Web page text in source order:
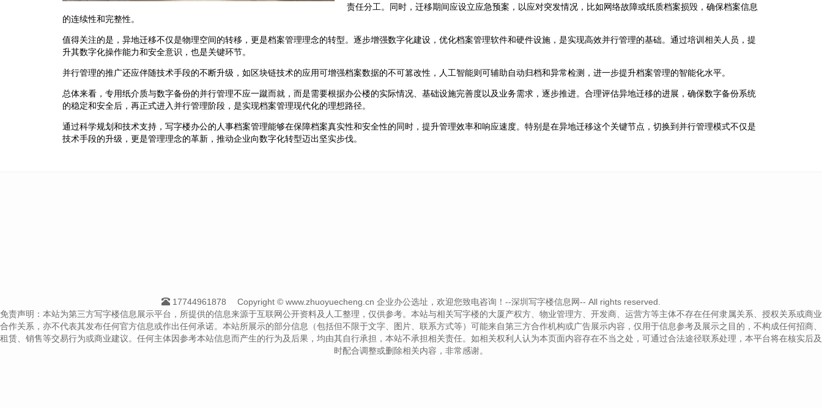
责任分工。同时，迁移期间应设立应急预案，以应对突发情况，比如网络故障或纸质档案损毁，确保档案信息
的连续性和完整性。
值得关注的是，异地迁移不仅是物理空间的转移，更是档案管理理念的转型。逐步增强数字化建设，优化档案管理软件和硬件设施，是实现高效并行管理的基础。通过培训相关人员，提
升其数字化操作能力和安全意识，也是关键环节。
并行管理的推广还应伴随技术手段的不断升级，如区块链技术的应用可增强档案数据的不可篡改性，人工智能则可辅助自动归档和异常检测，进一步提升档案管理的智能化水平。
总体来看，专用纸介质与数字备份的并行管理不应一蹴而就，而是需要根据办公楼的实际情况、基础设施完善度以及业务需求，逐步推进。合理评估异地迁移的进展，确保数字备份系统
的稳定和安全后，再正式进入并行管理阶段，是实现档案管理现代化的理想路径。
通过科学规划和技术支持，写字楼办公的人事档案管理能够在保障档案真实性和安全性的同时，提升管理效率和响应速度。特别是在异地迁移这个关键节点，切换到并行管理模式不仅是
技术手段的升级，更是管理理念的革新，推动企业向数字化转型迈出坚实步伐。
17744961878
Copyright © www.zhuoyuecheng.cn 企业办公选址，欢迎您致电咨询！--深圳写字楼信息网-- All rights reserved.
免责声明：本站为第三方写字楼信息展示平台，所提供的信息来源于互联网公开资料及人工整理，仅供参考。本站与相关写字楼的大厦产权方、物业管理方、开发商、运营方等主体不存在任何隶属关系、授权关系或商业
合作关系，亦不代表其发布任何官方信息或作出任何承诺。本站所展示的部分信息（包括但不限于文字、图片、联系方式等）可能来自第三方合作机构或广告展示内容，仅用于信息参考及展示之目的，不构成任何招商、
租赁、销售等交易行为或商业建议。任何主体因参考本站信息而产生的行为及后果，均由其自行承担，本站不承担相关责任。如相关权利人认为本页面内容存在不当之处，可通过合法途径联系处理，本平台将在核实后及
时配合调整或删除相关内容，非常感谢。